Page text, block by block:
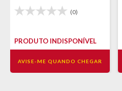
(0)
PRODUTO INDISPONÍVEL
AVISE-ME QUANDO CHEGAR